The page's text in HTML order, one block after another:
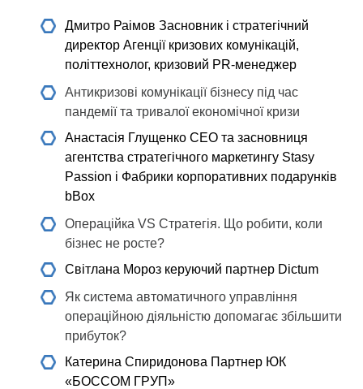
Дмитро Раімов Засновник і стратегічний
директор Агенції кризових комунікацій,
політтехнолог, кризовий PR-менеджер
Антикризові комунікації бізнесу під час
пандемії та тривалої економічної кризи
Анастасія Глущенко СEO та засновниця
агентства стратегічного маркетингу Stasy
Passion і Фабрики корпоративних подарунків
bBox
Операційка VS Стратегія. Що робити, коли
бізнес не росте?
Світлана Мороз керуючий партнер Dictum
Як система автоматичного управління
операційною діяльністю допомагає збільшити
прибуток?
Катерина Спиридонова Партнер ЮК
«БОССОМ ГРУП»